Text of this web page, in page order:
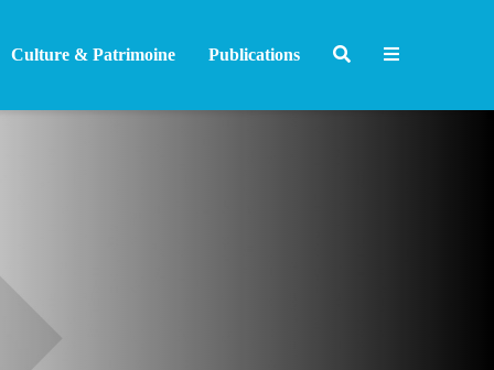
Culture & Patrimoine Publications